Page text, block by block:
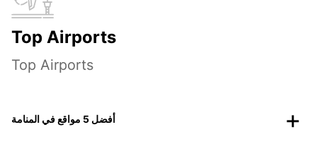
Top Airports
Top Airports
أفضل 5 مواقع في المنامة